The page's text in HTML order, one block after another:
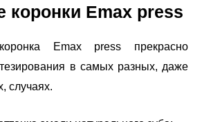
коронки Emax press
Emax press прекрасно
в самых разных, даже
случаях.